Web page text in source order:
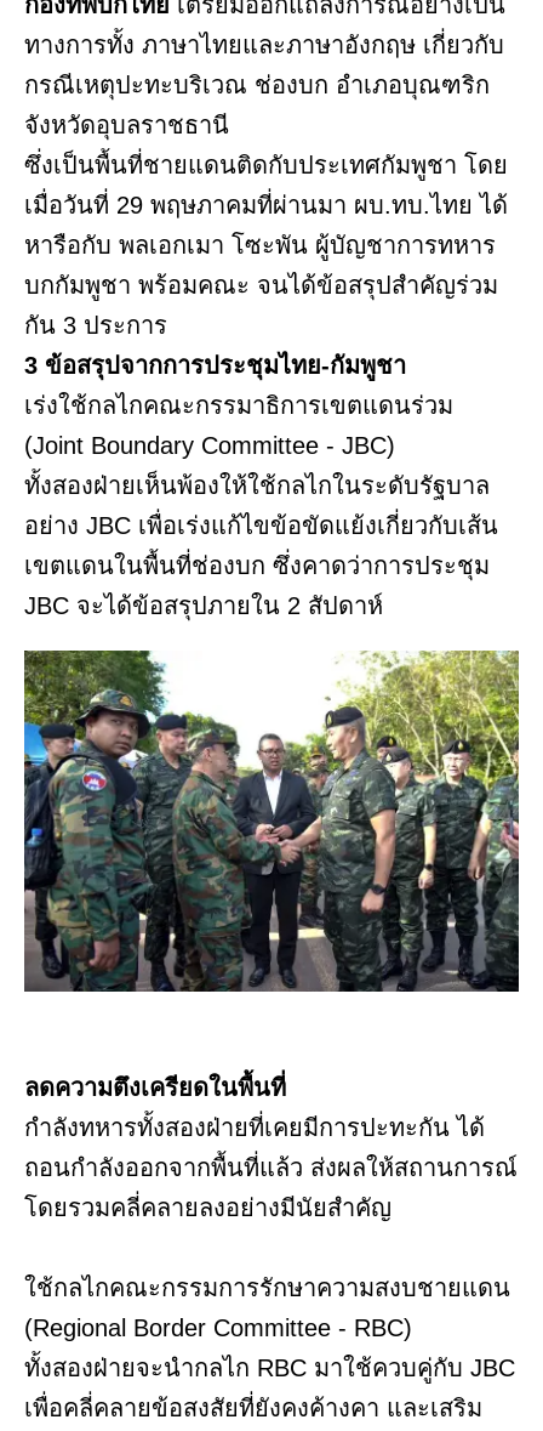
ทางการทั้ง ภาษาไทยและภาษาอังกฤษ เกี่ยวกับ
กรณีเหตุปะทะบริเวณ ช่องบก อำเภอบุณฑริก
จังหวัดอุบลราชธานี
ซึ่งเป็นพื้นที่ชายแดนติดกับประเทศกัมพูชา โดย
เมื่อวันที่ 29 พฤษภาคมที่ผ่านมา ผบ.ทบ.ไทย ได้
หารือกับ พลเอกเมา โซะพัน ผู้บัญชาการทหาร
บกกัมพูชา พร้อมคณะ จนได้ข้อสรุปสำคัญร่วม
กัน 3 ประการ
3 ข้อสรุปจากการประชุมไทย-กัมพูชา
เร่งใช้กลไกคณะกรรมาธิการเขตแดนร่วม
(Joint Boundary Committee - JBC)
ทั้งสองฝ่ายเห็นพ้องให้ใช้กลไกในระดับรัฐบาล
อย่าง JBC เพื่อเร่งแก้ไขข้อขัดแย้งเกี่ยวกับเส้น
เขตแดนในพื้นที่ช่องบก ซึ่งคาดว่าการประชุม
JBC จะได้ข้อสรุปภายใน 2 สัปดาห์
ลดความตึงเครียดในพื้นที่
กำลังทหารทั้งสองฝ่ายที่เคยมีการปะทะกัน ได้
ถอนกำลังออกจากพื้นที่แล้ว ส่งผลให้สถานการณ์
โดยรวมคลี่คลายลงอย่างมีนัยสำคัญ
ใช้กลไกคณะกรรมการรักษาความสงบชายแดน
(Regional Border Committee - RBC)
ทั้งสองฝ่ายจะนำกลไก RBC มาใช้ควบคู่กับ JBC
เพื่อคลี่คลายข้อสงสัยที่ยังคงค้างคา และเสริม